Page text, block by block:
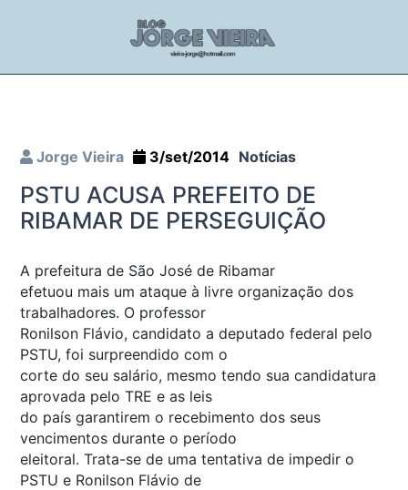
Jorge Vieira 3/set/2014 Notícias
PSTU ACUSA PREFEITO DE
RIBAMAR DE PERSEGUIÇÃO
A prefeitura de São José de Ribamar
efetuou mais um ataque à livre organização dos
trabalhadores. O professor
Ronilson Flávio, candidato a deputado federal pelo
PSTU, foi surpreendido com o
corte do seu salário, mesmo tendo sua candidatura
aprovada pelo TRE e as leis
do país garantirem o recebimento dos seus
vencimentos durante o período
eleitoral. Trata-se de uma tentativa de impedir o
PSTU e Ronilson Flávio de